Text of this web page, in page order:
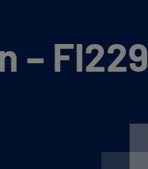
– FI229